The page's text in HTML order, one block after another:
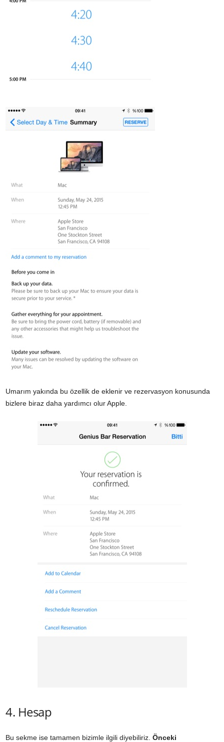
Umarım yakında bu özellik de eklenir ve rezervasyon konusunda
bizlere biraz daha yardımcı olur Apple.
4. Hesap
Bu sekme ise tamamen bizimle ilgili diyebiliriz. Önceki